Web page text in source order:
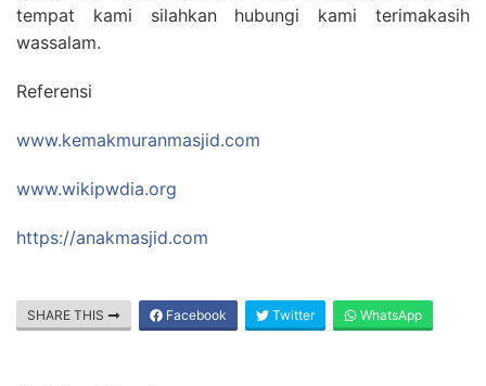
tempat kami silahkan hubungi kami terimakasih
wassalam.
Referensi
www.kemakmuranmasjid.com
www.wikipwdia.org
https://anakmasjid.com
SHARE THIS Facebook Twitter WhatsApp